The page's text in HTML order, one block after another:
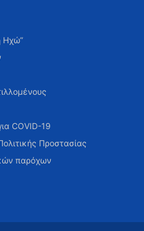
Ηχώ”
COVID-19
Προστασίας
παρόχων